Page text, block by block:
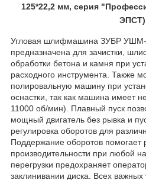
125*22,2 мм, серия
ЭПСТ)
Угловая шлифмашина ЗУБР
предназначена для зачистки,
обработки бетона и камня при
расходного инструмента. Также
полировальную машину при
оснастки, так как машина имеет
11000 об/мин). Плавный пуск
мощный двигатель без рывка и
регулировка оборотов для
Поддержание оборотов помогает
производительности при любой
перегрузки предохраняет
заклинивании диска. Всех важных